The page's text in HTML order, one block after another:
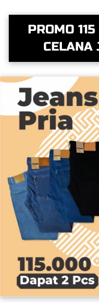
PROMO
CELANA